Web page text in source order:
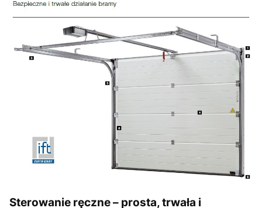
Sterowanie ręczne – prosta, trwała i